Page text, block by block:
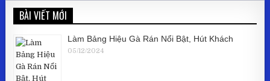
BÀI VIẾT MỚI
Làm Bảng Hiệu Gà Rán Nổi Bật, Hút Khách
05/12/2024